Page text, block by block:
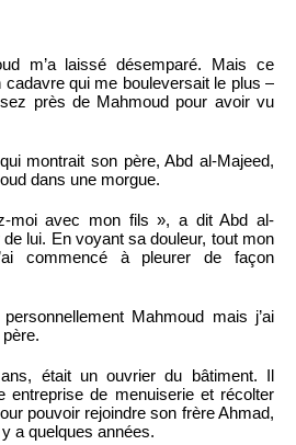
m’a laissé désemparé. Mais ce
cadavre qui me bouleversait le plus –
près de Mahmoud pour avoir vu
montrait son père, Abd al-Majeed,
dans une morgue.
moi avec mon fils », a dit Abd al-
lui. En voyant sa douleur, tout mon
commencé à pleurer de façon
Mahmoud mais j’ai
était un ouvrier du bâtiment. Il
entreprise de menuiserie et récolter
pouvoir rejoindre son frère Ahmad,
a quelques années.